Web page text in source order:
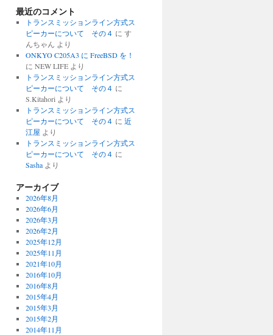
最近のコメント
トランスミッションライン方式ス
ピーカーについて その４ に す
んちゃん より
ONKYO C205A3 に FreeBSD を！
に NEW LIFEより
トランスミッションライン方式ス
ピーカーについて その４ に
S.Kitahori より
トランスミッションライン方式ス
ピーカーについて その４ に 近
江屋 より
トランスミッションライン方式ス
ピーカーについて その４ に
Sashaより
アーカイブ
2026年8月
2026年6月
2026年3月
2026年2月
2025年12月
2025年11月
2021年10月
2016年10月
2016年8月
2015年4月
2015年3月
2015年2月
2014年11月